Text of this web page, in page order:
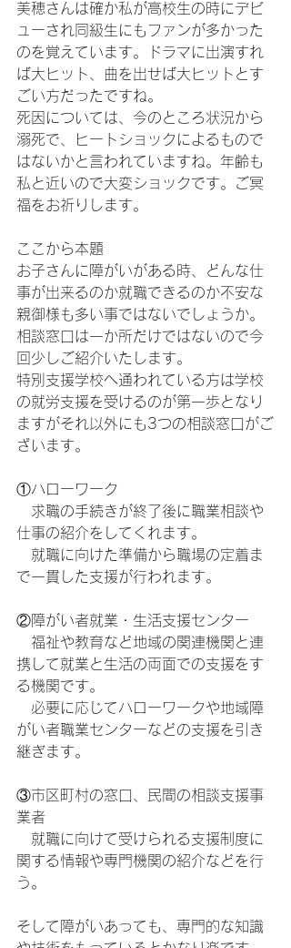
美穂さんは確か私が高校生の時にデビ
ューされ同級生にもファンが多かった
のを覚えています。ドラマに出演すれ
ば大ヒット、曲を出せば大ヒットとす
ごい方だったですね。
死因については、今のところ状況から
溺死で、ヒートショックによるもので
はないかと言われていますね。年齢も
私と近いので大変ショックです。ご冥
福をお祈りします。
ここから本題
お子さんに障がいがある時、どんな仕
事が出来るのか就職できるのか不安な
親御様も多い事ではないでしょうか。
相談窓口は一か所だけではないので今
回少しご紹介いたします。
特別支援学校へ通われている方は学校
の就労支援を受けるのが第一歩となり
ますがそれ以外にも3つの相談窓口がご
ざいます。
①ハローワーク
求職の手続きが終了後に職業相談や
仕事の紹介をしてくれます。
就職に向けた準備から職場の定着ま
で一貫した支援が行われます。
②障がい者就業・生活支援センター
福祉や教育など地域の関連機関と連
携して就業と生活の両面での支援をす
る機関です。
必要に応じてハローワークや地域障
がい者職業センターなどの支援を引き
継ぎます。
③市区町村の窓口、民間の相談支援事
業者
就職に向けて受けられる支援制度に
関する情報や専門機関の紹介などを行
う。
そして障がいあっても、専門的な知識